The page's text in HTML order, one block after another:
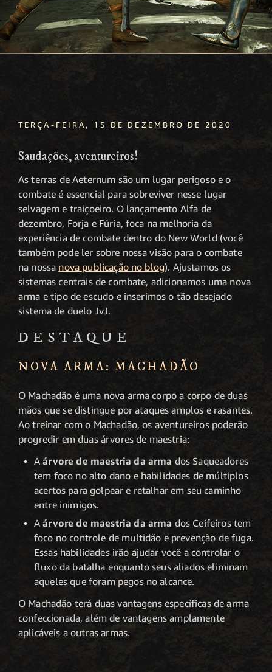
TERÇA-FEIRA, 15 DE DEZEMBRO DE 2020
Saudações, aventureiros!
As terras de Aeternum são um lugar perigoso e o
combate é essencial para sobreviver nesse lugar
selvagem e traiçoeiro. O lançamento Alfa de
dezembro, Forja e Fúria, foca na melhoria da
experiência de combate dentro do New World (você
também pode ler sobre nossa visão para o combate
na nossa nova publicação no blog). Ajustamos os
sistemas centrais de combate, adicionamos uma nova
arma e tipo de escudo e inserimos o tão desejado
sistema de duelo JvJ.
DESTAQUE
NOVA ARMA: MACHADÃO
O Machadão é uma nova arma corpo a corpo de duas
mãos que se distingue por ataques amplos e rasantes.
Ao treinar com o Machadão, os aventureiros poderão
progredir em duas árvores de maestria:
Aárvore de maestria da arma dos Saqueadores
tem foco no alto dano e habilidades de múltiplos
acertos para golpear e retalhar em seu caminho
entre inimigos.
Aárvore de maestria da arma dos Ceifeiros tem
foco no controle de multidão e prevenção de fuga.
Essas habilidades irão ajudar você a controlar o
fluxo da batalha enquanto seus aliados eliminam
aqueles que foram pegos no alcance.
O Machadão terá duas vantagens específicas de arma
confeccionada, além de vantagens amplamente
aplicáveis a outras armas.